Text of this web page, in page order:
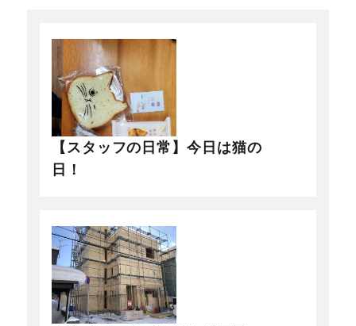
【スタッフの日常】今日は猫の
日！